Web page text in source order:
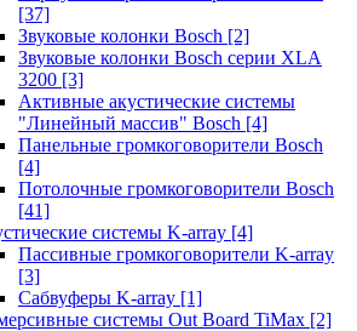
[37]
Звуковые колонки Bosch [2]
Звуковые колонки Bosch серии XLA
3200 [3]
Активные акустические системы
"Линейный массив" Bosch [4]
Панельные громкоговорители Bosch
[4]
Потолочные громкоговорители Bosch
[41]
системы K-array [4]
Пассивные громкоговорители K-array
[3]
Сабвуферы K-array [1]
системы Out Board TiMax [2]